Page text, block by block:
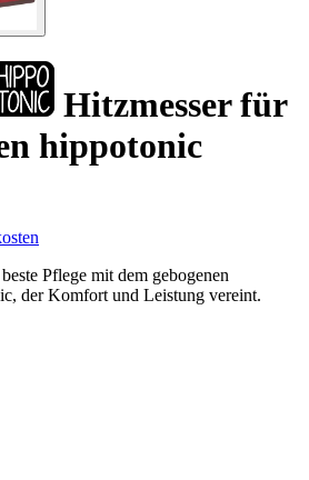
Hitzmesser für
hippotonic
Pflege mit dem gebogenen
der Komfort und Leistung vereint.